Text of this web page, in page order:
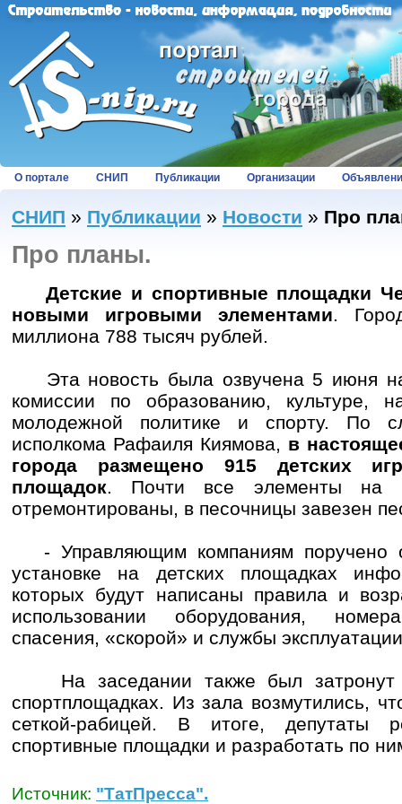
О портале СНИП Публикации Организации
СНИП » Публикации » Новости » Про
Про планы.
Детские и спортивные площадки
новыми игровыми элементами.
миллиона 788 тысяч рублей.
Эта новость была озвучена 5 июня на
комиссии по образованию, культуре,
молодежной политике и спорту. По
исполкома Рафаиля Киямова, в
города размещено 915 детских
площадок. Почти все элементы на
отремонтированы, в песочницы завезен
- Управляющим компаниям поручено
установке на детских площадках
которых будут написаны правила и
использовании оборудования,
спасения, «скорой» и службы
На заседании также был затронут
спортплощадках. Из зала возмутились,
сеткой-рабицей. В итоге, депутаты
спортивные площадки и разработать по
Источник: "ТатПресса".